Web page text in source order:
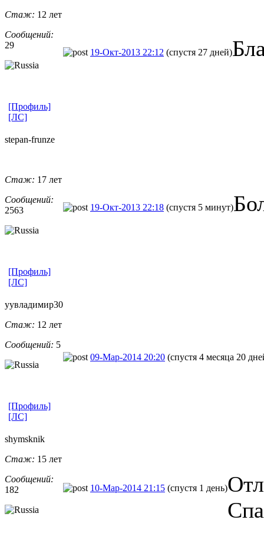
Стаж: 12 лет
Сообщений:
29
19-Окт-2013 22:12 (спустя 27 дней)
[Профиль]
[ЛС]
stepan-frunz​e
Стаж: 17 лет
Сообщений:
2563
19-Окт-2013 22:18 (спустя 5 минут)
[Профиль]
[ЛС]
уувладимир30
Стаж: 12 лет
Сообщений: 5
09-Мар-2014 20:20 (спустя 4 месяца 20
[Профиль]
[ЛС]
shymsknik
Стаж: 15 лет
Сообщений:
182
10-Мар-2014 21:15 (спустя 1 день)